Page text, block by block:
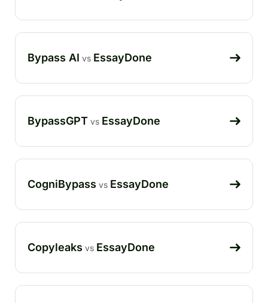
Bypass AI vs EssayDone
BypassGPT vs EssayDone
CogniBypass vs EssayDone
Copyleaks vs EssayDone